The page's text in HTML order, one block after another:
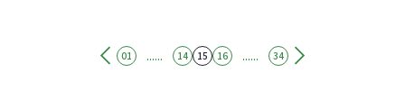
01 ...... 14 15 16 ...... 34